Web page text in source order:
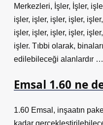
Merkezleri, İşler, İşler,
işler, işler, işler, işler,
işler, işler, işler, işler,
işler. Tıbbi olarak,
edilebileceği alanlardır …
Emsal 1.60 ne
1.60 Emsal, inşaatın
kadar